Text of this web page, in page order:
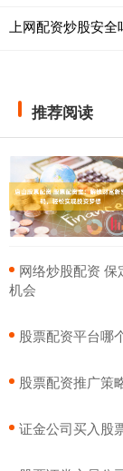
上网配资炒股安
推荐阅读
网络炒股配资
机会
股票配资平台哪
股票配资推广策
证金公司买入股